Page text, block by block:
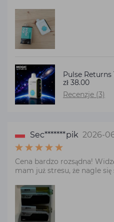
Pulse Returns
zł 38.00
Recenzje (3)
Sec*******pik 2026-
Cena bardzo rozsądna!
mam już stresu, że nagle się